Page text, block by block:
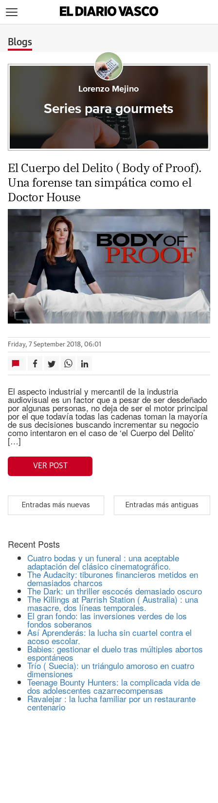
Blogs
Lorenzo Mejino
Series para gourmets
El Cuerpo del Delito ( Body of Proof).
Una forense tan simpática como el
Doctor House
Friday, 7 September 2018, 06:01
El aspecto industrial y mercantil de la industria
audiovisual es un factor que a pesar de ser desdeñado
por algunas personas, no deja de ser el motor principal
por el que todavía todas las cadenas toman la mayoría
de sus decisiones buscando incrementar su negocio
como intentaron en el caso de ‘el Cuerpo del Delito’
[…]
VER POST
Entradas más nuevas Entradas más antiguas
Recent Posts
Cuatro bodas y un funeral : una aceptable
adaptación del clásico cinematográfico.
The Audacity: tiburones financieros metidos en
demasiados charcos
The Dark: un thriller escocés demasiado oscuro
The Killings at Parrish Station ( Australia) : una
masacre, dos líneas temporales.
El gran fondo: las inversiones verdes de los
fondos soberanos
Así Aprenderás: la lucha sin cuartel contra el
acoso escolar.
Babies: gestionar el duelo tras múltiples abortos
espontáneos
Trío ( Suecia): un triángulo amoroso en cuatro
dimensiones
Teenage Bounty Hunters: la complicada vida de
dos adolescentes cazarrecompensas
Ravalejar : la lucha familiar por un restaurante
centenario